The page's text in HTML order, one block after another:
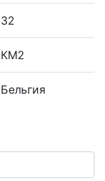
32
КМ2
Бельгия